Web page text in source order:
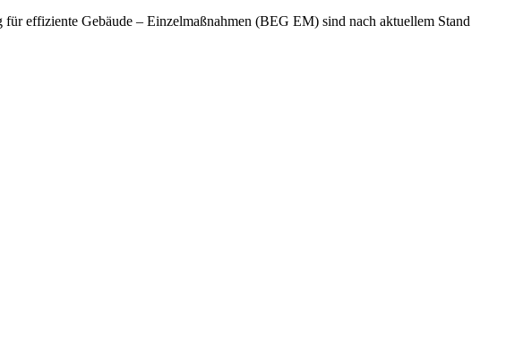
effiziente Gebäude – Einzelmaßnahmen (BEG EM) sind nach aktuellem Stand